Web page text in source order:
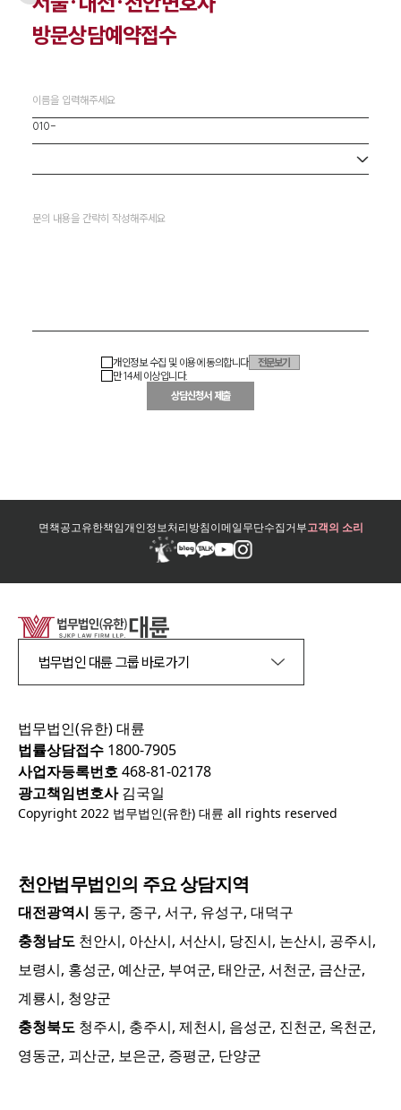
방문상담예약접수
개인정보 수집 및 이용에 동의합니다
전문보기
만 14세 이상입니다.
상담신청서 제출
면책공고유한책임개인정보처리방침이메일무단수집거부고객의 소리
법무법인 대륜 그룹 바로가기
법무법인(유한) 대륜
법률상담접수 1800-7905
사업자등록번호468-81-02178
광고책임변호사김국일
Copyright 2022 법무법인(유한) 대륜 all rights reserved
천안법무법인의 주요 상담지역
대전광역시 동구, 중구, 서구, 유성구, 대덕구
충청남도 천안시, 아산시, 서산시, 당진시, 논산시, 공주시,
보령시, 홍성군, 예산군, 부여군, 태안군, 서천군, 금산군,
계룡시, 청양군
충청북도 청주시, 충주시, 제천시, 음성군, 진천군, 옥천군,
영동군, 괴산군, 보은군, 증평군, 단양군